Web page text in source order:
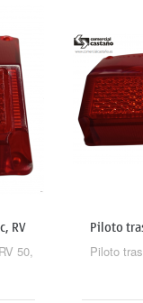
RV
50,
Piloto
Piloto